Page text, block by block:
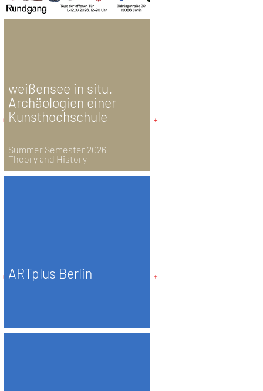
weißensee in situ.
Archäologien einer
Kunsthochschule
Summer Semester 2026
Theory and History
ARTplus Berlin